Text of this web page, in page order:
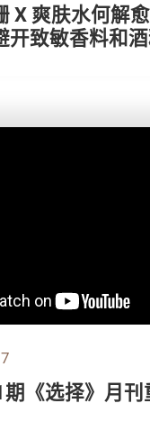
X 爽肤水何解
开致敏香料和酒
期《选择》月